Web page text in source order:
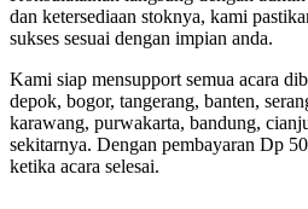
dan ketersediaan stoknya, kami
sukses sesuai dengan impian anda.
Kami siap mensupport semua acara
depok, bogor, tangerang, banten,
karawang, purwakarta, bandung,
sekitarnya. Dengan pembayaran Dp
ketika acara selesai.